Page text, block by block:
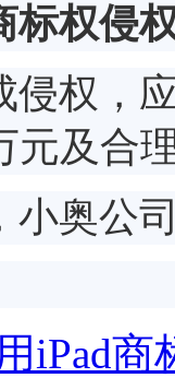
标权侵
侵权，
元及合
小奥公
iPad商